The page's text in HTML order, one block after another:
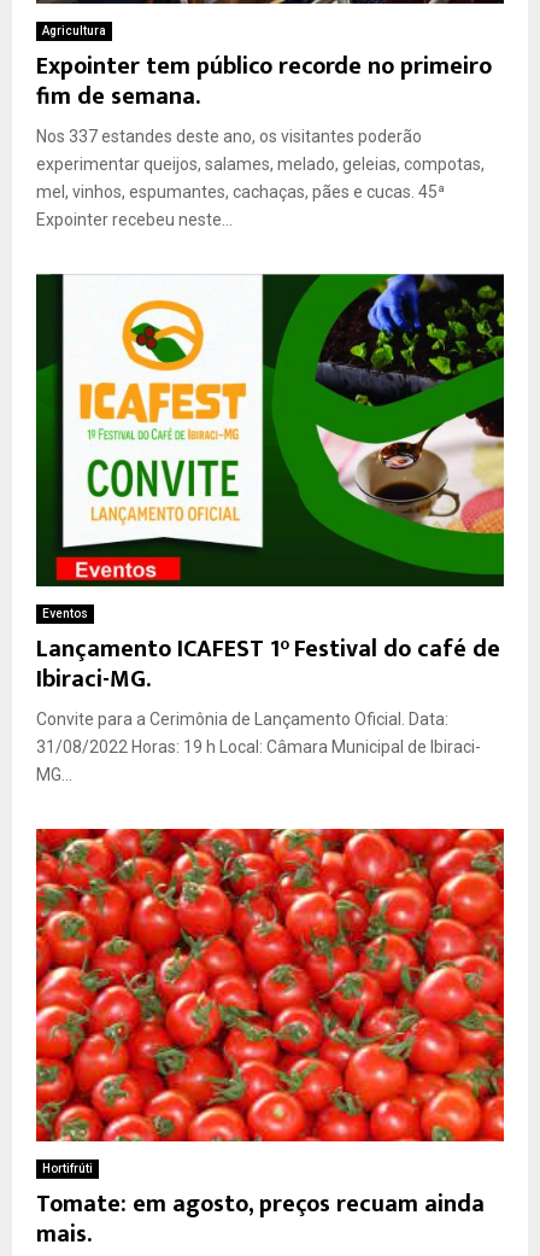
Agricultura
Expointer tem público recorde no primeiro
fim de semana.
Nos 337 estandes deste ano, os visitantes poderão
experimentar queijos, salames, melado, geleias, compotas,
mel, vinhos, espumantes, cachaças, pães e cucas. 45ª
Expointer recebeu neste...
Eventos
Lançamento ICAFEST 1° Festival do café de
Ibiraci-MG.
Convite para a Cerimônia de Lançamento Oficial. Data:
31/08/2022 Horas: 19 h Local: Câmara Municipal de Ibiraci-
MG...
Hortifrúti
Tomate: em agosto, preços recuam ainda
mais.